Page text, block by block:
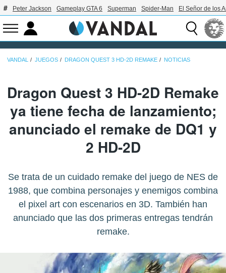
Peter Jackson Gameplay GTA 6 Superman Spider-Man El Señor de los
VANDAL JUEGOS DRAGON QUEST 3 HD-2D REMAKE NOTICIAS
Dragon Quest 3 HD-2D Remake
ya tiene fecha de lanzamiento;
anunciado el remake de DQ1 y
2 HD-2D
Se trata de un cuidado remake del juego de NES de
1988, que combina personajes y enemigos combina
el pixel art con escenarios en 3D. También han
anunciado que las dos primeras entregas tendrán
remake.